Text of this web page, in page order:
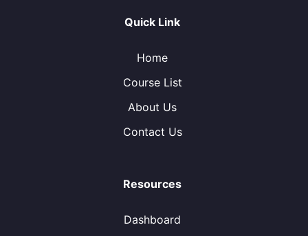
Quick Link
Home
Course List
About Us
Contact Us
Resources
Dashboard